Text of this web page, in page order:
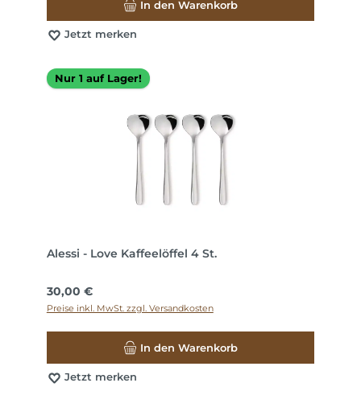
In den Warenkorb
Jetzt merken
Nur 1 auf Lager!
Alessi - Love Kaffeelöffel 4 St.
Regulärer Preis:
30,00 €
Preise inkl. MwSt. zzgl. Versandkosten
In den Warenkorb
Jetzt merken